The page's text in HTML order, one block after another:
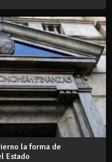
la forma de
Estado